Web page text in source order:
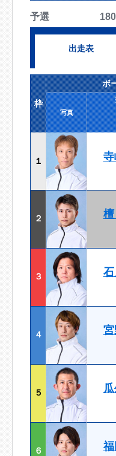
予選
出走表
枠
ボ
写真
１
２
３
４
５
６